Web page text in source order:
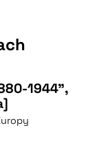
1944",